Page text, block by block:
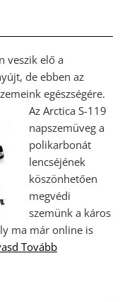
veszik elő a
de ebben az
egészségére.
Az Arctica S-119
napszemüveg a
polikarbonát
lencséjének
köszönhetően
megvédi
szemünk a káros
ma már online is
Tovább